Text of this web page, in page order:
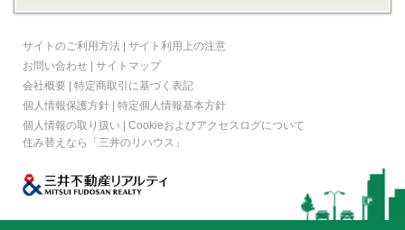
サイトのご利用方法 | サイト利用上の注意
お問い合わせ | サイトマップ
会社概要 | 特定商取引に基づく表記
個人情報保護方針 | 特定個人情報基本方針
個人情報の取り扱い | Cookieおよびアクセスログについて
住み替えなら
「三井のリハウス」